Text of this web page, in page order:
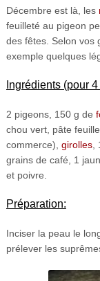
Décembre est là, les
feuilleté au pigeon
des fêtes. Selon vos
exemple quelques
Ingrédients (pour
2 pigeons, 150 g de
chou vert, pâte
commerce), girolles,
grains de café, 1
et poivre.
Préparation:
Inciser la peau le
prélever les